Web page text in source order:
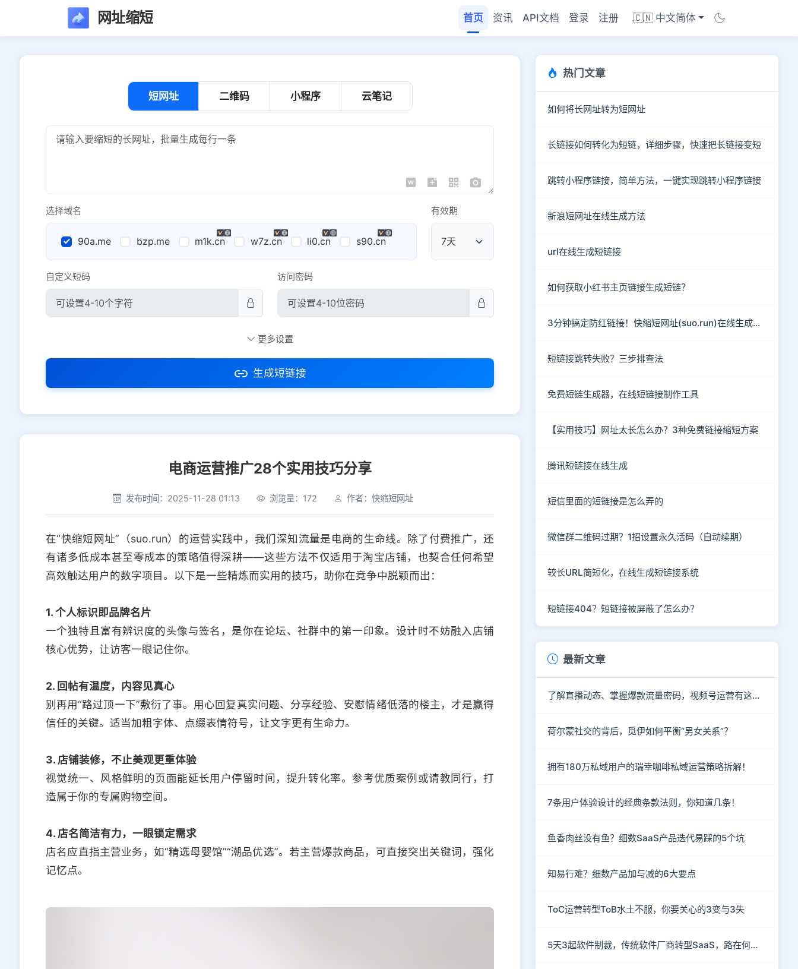
网址缩短 首页 资讯 API文档 登录 注册 🇨🇳 中文简体
短网址 二维码 小程序 云笔记
选择域名
90a.me bzp.me m1k.cn w7z.cn li0.cn s90.cn 公共域名
有效期
自定义短码 访问密码
社交平台 电商平台
选择防红平台类型，避免链接被拦截
平台设置
iOS Android PC 其他
更多设置
生成短链接
电商运营推广28个实用技巧分享
发布时间：2025-11-28 01:13 浏览量：172 作者：快缩短网址
在“快缩短网址”（suo.run）的运营实践中，我们深知流量是电商的生命线。除了付费推广，还
有诸多低成本甚至零成本的策略值得深耕——这些方法不仅适用于淘宝店铺，也契合任何希望
高效触达用户的数字项目。以下是一些精炼而实用的技巧，助你在竞争中脱颖而出：
1. 个人标识即品牌名片
一个独特且富有辨识度的头像与签名，是你在论坛、社群中的第一印象。设计时不妨融入店铺
核心优势，让访客一眼记住你。
2. 回帖有温度，内容见真心
别再用“路过顶一下”敷衍了事。用心回复真实问题、分享经验、安慰情绪低落的楼主，才是赢得
信任的关键。适当加粗字体、点缀表情符号，让文字更有生命力。
3. 店铺装修，不止美观更重体验
视觉统一、风格鲜明的页面能延长用户停留时间，提升转化率。参考优质案例或请教同行，打
造属于你的专属购物空间。
4. 店名简洁有力，一眼锁定需求
店名应直指主营业务，如“精选母婴馆”“潮品优选”。若主营爆款商品，可直接突出关键词，强化
记忆点。
热门文章
如何将长网址转为短网址
长链接如何转化为短链，详细步骤，快速把长链接变短
跳转小程序链接，简单方法，一键实现跳转小程序链接
新浪短网址在线生成方法
url在线生成短链接
如何获取小红书主页链接生成短链？
3分钟搞定防红链接！快缩短网址(suo.run)在线生成指南
短链接跳转失败？三步排查法
免费短链生成器，在线短链接制作工具
【实用技巧】网址太长怎么办？3种免费链接缩短方案
腾讯短链接在线生成
短信里面的短链接是怎么弄的
微信群二维码过期？1招设置永久活码（自动续期）
较长URL简短化，在线生成短链接系统
短链接404？短链接被屏蔽了怎么办？
最新文章
了解直播动态、掌握爆款流量密码，视频号运营有这个就够了！
荷尔蒙社交的背后，觅伊如何平衡“男女关系”？
拥有180万私域用户的瑞幸咖啡私域运营策略拆解！
7条用户体验设计的经典条款法则，你知道几条！
鱼香肉丝没有鱼？细数SaaS产品迭代易踩的5个坑
知易行难？细数产品加与减的6大要点
ToC运营转型ToB水土不服，你要关心的3变与3失
5天3起软件制裁，传统软件厂商转型SaaS，路在何方？